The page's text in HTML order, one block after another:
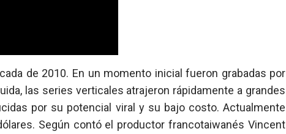
de 2010. En un momento inicial fueron grabadas por
las series verticales atrajeron rápidamente a grandes
por su potencial viral y su bajo costo. Actualmente
Según contó el productor francotaiwanés Vincent